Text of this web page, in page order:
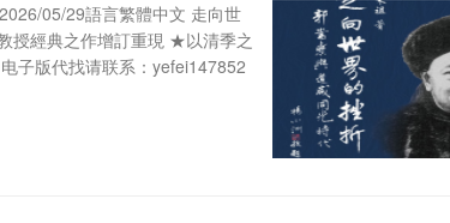
05/29語言繁體中文 走向世
授經典之作增訂重現 ★以清季之
子版代找请联系：yefei147852